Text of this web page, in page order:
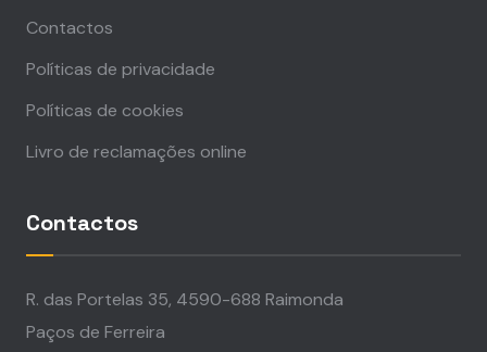
Contactos
Políticas de privacidade
Políticas de cookies
Livro de reclamações online
Contactos
R. das Portelas 35, 4590-688 Raimonda
Paços de Ferreira